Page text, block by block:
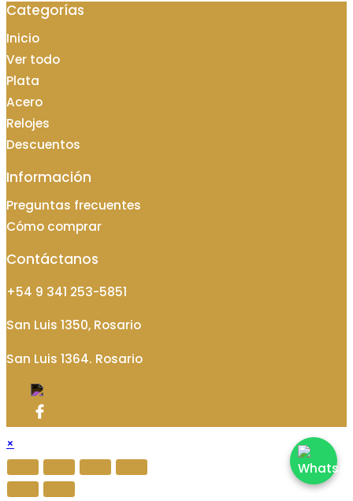
Categorías
Inicio
Ver todo
Plata
Acero
Relojes
Descuentos
Información
Preguntas frecuentes
Cómo comprar
Contáctanos
+54 9 341 253-5851
San Luis 1350, Rosario
San Luis 1364. Rosario
×